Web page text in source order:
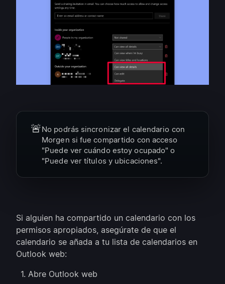
🚨No podrás sincronizar el calendario con
Morgen si fue compartido con acceso
"Puede ver cuándo estoy ocupado" o
"Puede ver títulos y ubicaciones".
Si alguien ha compartido un calendario con los
permisos apropiados, asegúrate de que el
calendario se añada a tu lista de calendarios en
Outlook web:
Abre Outlook web